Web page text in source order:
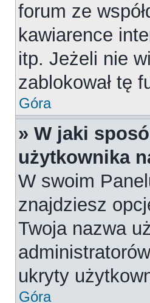
forum ze
kawiarence
itp. Jeżeli nie
zablokował tę
Góra
» W jaki
użytkownika
W swoim
znajdziesz
Twoja nazwa
ukryty
Góra